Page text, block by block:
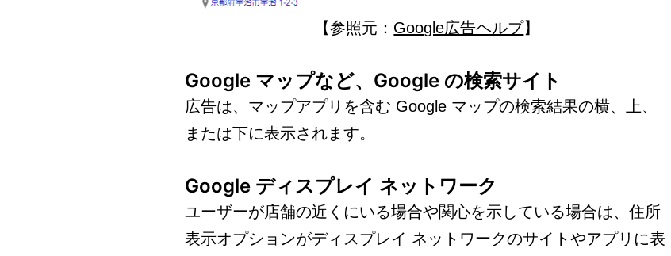
【参照元： Google広告ヘルプ】
Google マップなど、Google の検索サイト
広告は、マップアプリを含む Google マップの検索結果の横、上、
または下に表示されます。
Google ディスプレイ ネットワーク
ユーザーが店舗の近くにいる場合や関心を示している場合は、住所
表示オプションがディスプレイ ネットワークのサイトやアプリに表